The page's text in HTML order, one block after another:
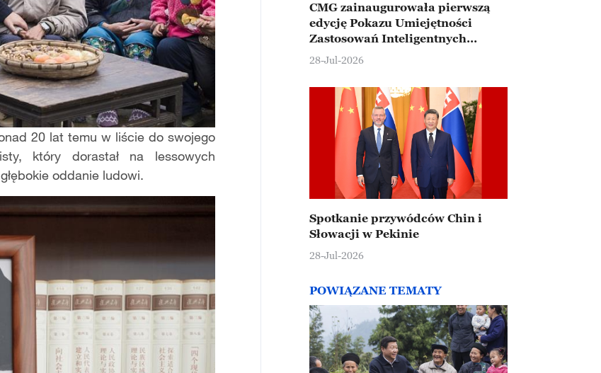
20 lat temu w liście do swojego
który dorastał na lessowych
oddanie ludowi.
CMG zainaugurowała pierwszą
edycję Pokazu Umiejętności
Zastosowań Inteligentnych
Robotów
28-Jul-2026
Spotkanie przywódców Chin i
Słowacji w Pekinie
28-Jul-2026
POWIĄZANE TEMATY